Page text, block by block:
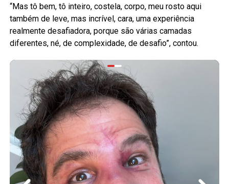
“Mas tô bem, tô inteiro, costela, corpo, meu rosto aqui
também de leve, mas incrível, cara, uma experiência
realmente desafiadora, porque são várias camadas
diferentes, né, de complexidade, de desafio”, contou.